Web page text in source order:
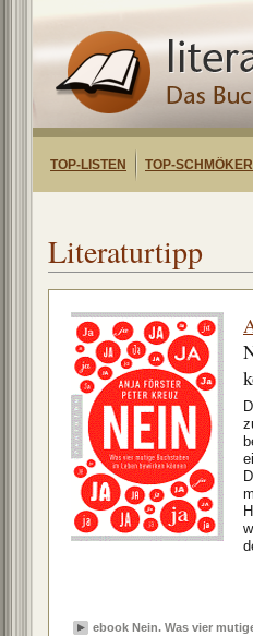
TOP-LISTEN TOP-SCHMÖKER
Literaturtipp
ebook Nein. Was vier